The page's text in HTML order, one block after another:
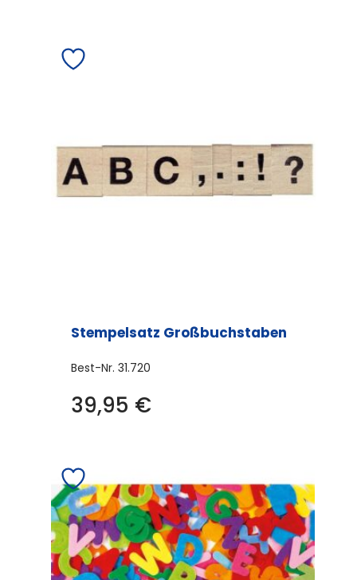
können
auf
der
Stempelsatz Großbuchstaben
Best-Nr. 31.720
39,95 €